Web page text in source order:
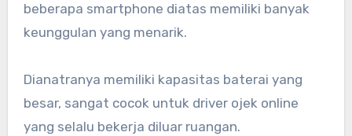
beberapa smartphone diatas memiliki banyak
keunggulan yang menarik.
Dianatranya memiliki kapasitas baterai yang
besar, sangat cocok untuk driver ojek online
yang selalu bekerja diluar ruangan.